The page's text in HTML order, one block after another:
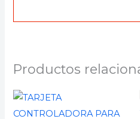
Productos